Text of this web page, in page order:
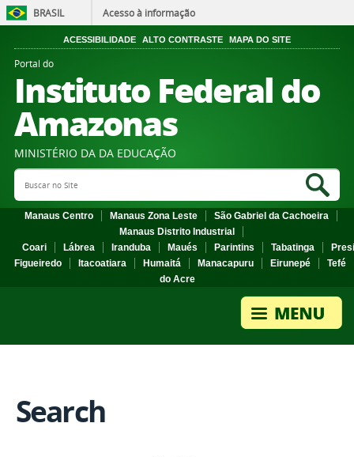
BRASIL Acesso à informação
ACESSIBILIDADE ALTO CONTRASTE MAPA DO SITE
Portal do
Instituto Federal do
Amazonas
MINISTÉRIO DA DA EDUCAÇÃO
Search Site
Manaus Centro Manaus Zona Leste
São Gabriel da Cachoeira
Manaus Distrito Industrial
Coari
Lábrea Iranduba Maués Parintins Tabatinga
Figueiredo
Itacoatiara Humaitá Manacapuru Eirunepé
Tefé
do Acre
Search